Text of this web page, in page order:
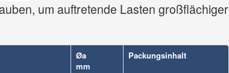
um auftretende Lasten großflächiger
Øa
mm
Packungsinhalt